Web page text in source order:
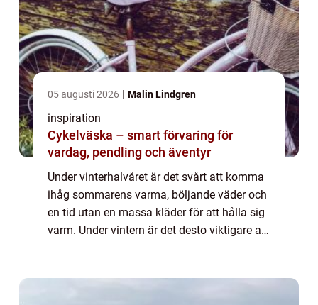
05 augusti 2026 Malin Lindgren
inspiration
Cykelväska – smart förvaring för
vardag, pendling och äventyr
Under vinterhalvåret är det svårt att komma
ihåg sommarens varma, böljande väder och
en tid utan en massa kläder för att hålla sig
varm. Under vintern är det desto viktigare att